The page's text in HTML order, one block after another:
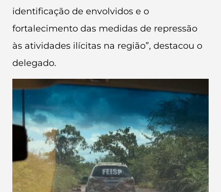
identificação de envolvidos e o
fortalecimento das medidas de repressão
às atividades ilícitas na região”, destacou o
delegado.